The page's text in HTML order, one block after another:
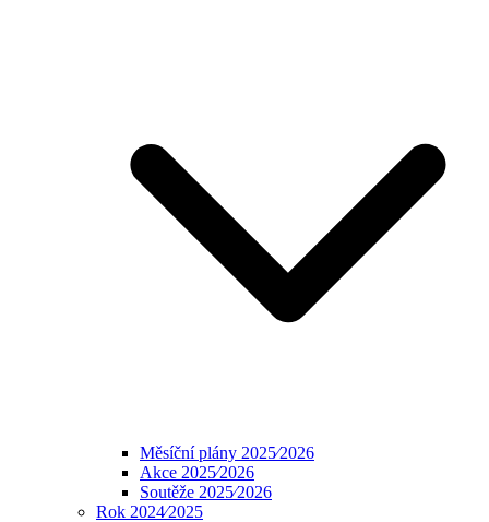
Měsíční plány 2025⁄2026
Akce 2025⁄2026
Soutěže 2025⁄2026
Rok 2024⁄2025